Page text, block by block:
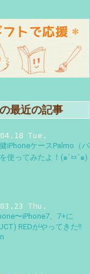
最近の記事
Tue.
iPhoneケースPalmo（パ
使ってみたよ！(๑´ㅂ`๑)
Thu.
〜iPhone7、7+に
REDがやってきた!!